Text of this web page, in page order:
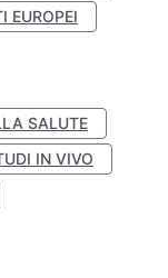
EUROPEI
SALUTE
IN VIVO